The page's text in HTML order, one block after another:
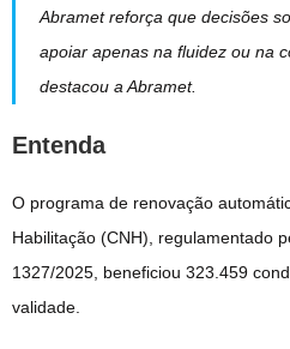
Abramet reforça que decisões
apoiar apenas na fluidez ou na
destacou a Abramet.
Entenda
O programa de renovação
Habilitação (CNH), regulamentado
1327/2025, beneficiou 323.459
validade.